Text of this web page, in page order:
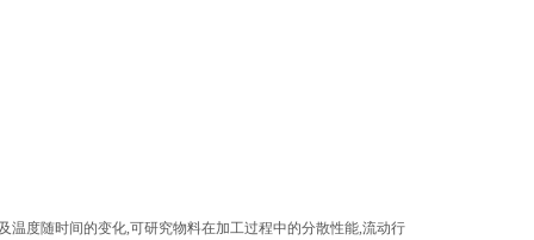
温度随时间的变化,可研究物料在加工过程中的分散性能,流动行